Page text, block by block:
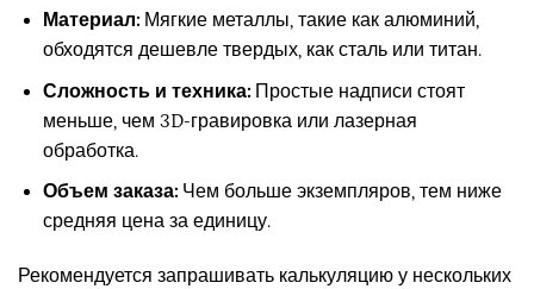
Материал:Мягкие металлы, такие как алюминий,
обходятся дешевле твердых, как сталь или титан.
Сложность и техника:Простые надписи стоят
меньше, чем 3D-гравировка или лазерная
обработка.
Объем заказа:Чем больше экземпляров, тем ниже
средняя цена за единицу.
Рекомендуется запрашивать калькуляцию у нескольких